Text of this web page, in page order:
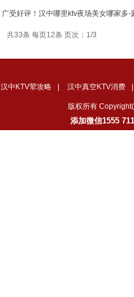
广受好评！汉中哪里ktv夜场美女哪家多
共33条 每页12条 页次：1/3
汉中KTV荤攻略 汉中真空KTV消费
版权所有
添加微信1555